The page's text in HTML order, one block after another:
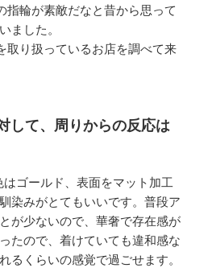
輪が素敵だなと昔から思って
ました。
り扱っているお店を調べて来
して、周りからの反応は
ゴールド、表面をマット加工
染みがとてもいいです。普段ア
が少ないので、華奢で存在感が
たので、着けていても違和感な
るくらいの感覚で過ごせます。